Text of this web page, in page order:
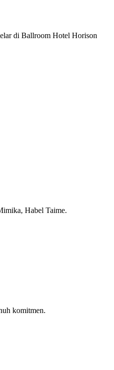
di Ballroom Hotel Horison
Habel Taime.
komitmen.